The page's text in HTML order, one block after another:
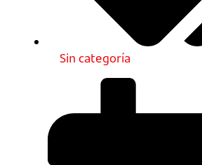
Sin categoría